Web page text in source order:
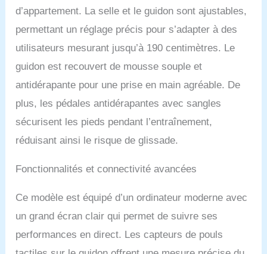
plus sûre et confortable
possible pendant
l’entraînement.
d’appartement. La selle et le guidon sont ajustables,
permettant un réglage précis pour s’adapter à des
utilisateurs mesurant jusqu’à 190 centimètres. Le
guidon est recouvert de mousse souple et
antidérapante pour une prise en main agréable. De
plus, les pédales antidérapantes avec sangles
sécurisent les pieds pendant l’entraînement,
réduisant ainsi le risque de glissade.
Fonctionnalités et connectivité avancées
Ce modèle est équipé d’un ordinateur moderne avec
un grand écran clair qui permet de suivre ses
performances en direct. Les capteurs de pouls